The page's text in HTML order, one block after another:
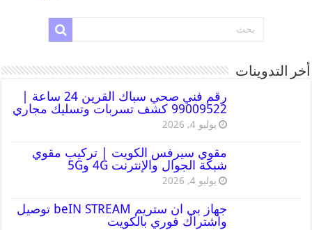
أخر التدوينات
رقم فني صحي سباك القرين 24 ساعة |
99009522 كشف تسربات وتسليك مجاري
يوليو 4, 2026
مقوي سيرفس الكويت | تركيب مقوي
شبكة الجوال والإنترنت 4G و5G
يوليو 4, 2026
جهاز بي ان ستريم beIN STREAM توصيل
واشتراك فوري بالكويت